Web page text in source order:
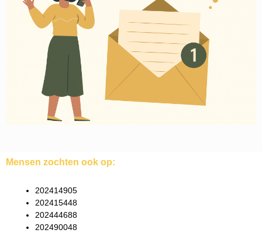
Mensen zochten ook op:
202414905
202415448
202444688
202490048